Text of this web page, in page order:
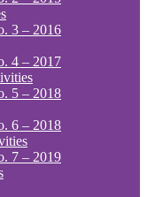
3 – 2016
4 – 2017
5 – 2018
6 – 2018
7 – 2019